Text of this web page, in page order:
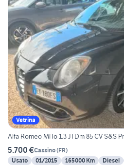
Vetrina
Alfa Romeo MiTo 1.3 JTDm 85 CV S&S
5.700 €Cassino(FR)
Usato
01/2015 165000 Km Diesel